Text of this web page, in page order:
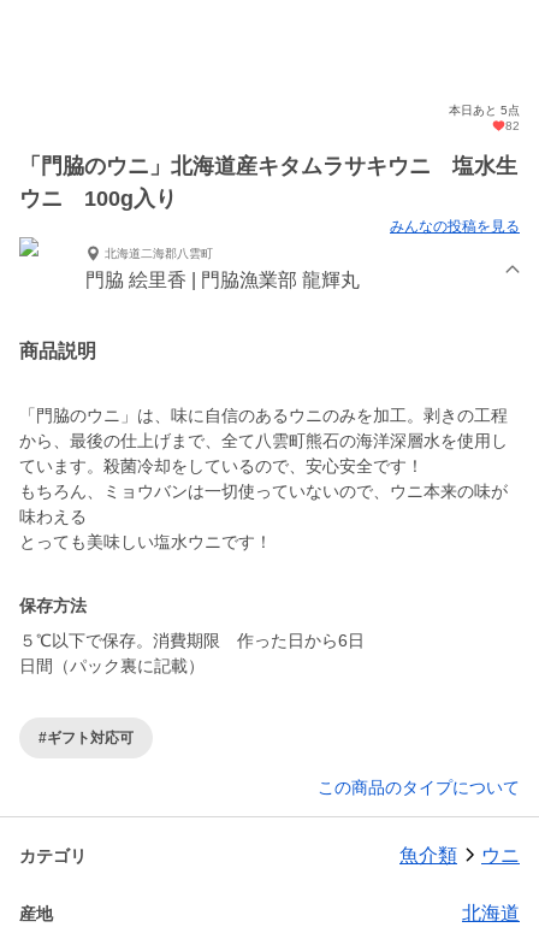
本日あと 5点
82
「門脇のウニ」北海道産キタムラサキウニ 塩水生
ウニ 100g入り
みんなの投稿を見る
北海道二海郡八雲町
門脇 絵里香 | 門脇漁業部 龍輝丸
商品説明
「門脇のウニ」は、味に自信のあるウニのみを加工。剥きの工程
から、最後の仕上げまで、全て八雲町熊石の海洋深層水を使用し
ています。殺菌冷却をしているので、安心安全です！
もちろん、ミョウバンは一切使っていないので、ウニ本来の味が
味わえる
保存方法
５℃以下で保存。消費期限 作った日から6日
日間（パック裏に記載）
#ギフト対応可
この商品のタイプについて
カテゴリ 魚介類 ウニ
産地 北海道